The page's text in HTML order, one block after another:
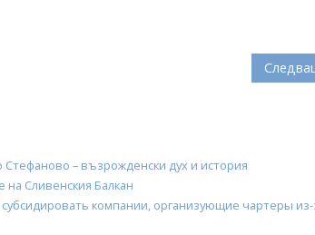
– възрожденски дух и история
Сливенския Балкан
компании, организующие чартеры